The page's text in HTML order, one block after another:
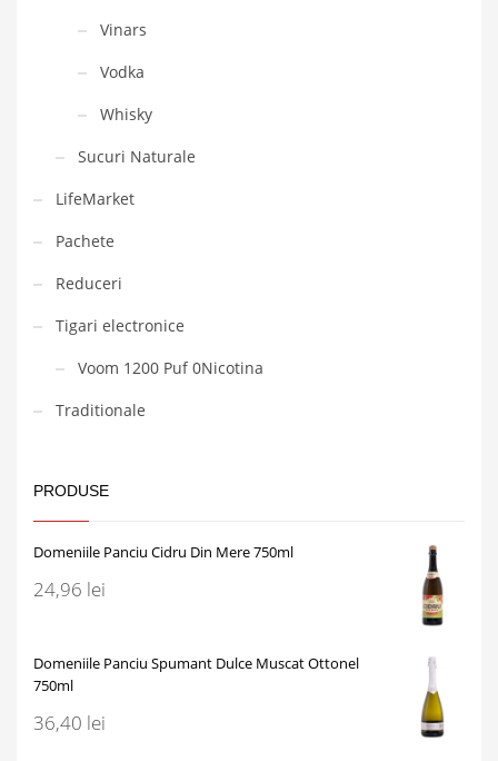
Vinars
Vodka
Whisky
Sucuri Naturale
LifeMarket
Pachete
Reduceri
Tigari electronice
Voom 1200 Puf 0Nicotina
Traditionale
PRODUSE
Domeniile Panciu Cidru Din Mere 750ml
24,96 lei
Domeniile Panciu Spumant Dulce Muscat Ottonel
750ml
36,40 lei